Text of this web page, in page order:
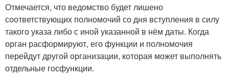
Отмечается, что ведомство будет лишено
соответствующих полномочий со дня вступления в силу
такого указа либо с иной указанной в нём даты. Когда
орган расформируют, его функции и полномочия
перейдут другой организации, которая может выполнять
отдельные госфункции.